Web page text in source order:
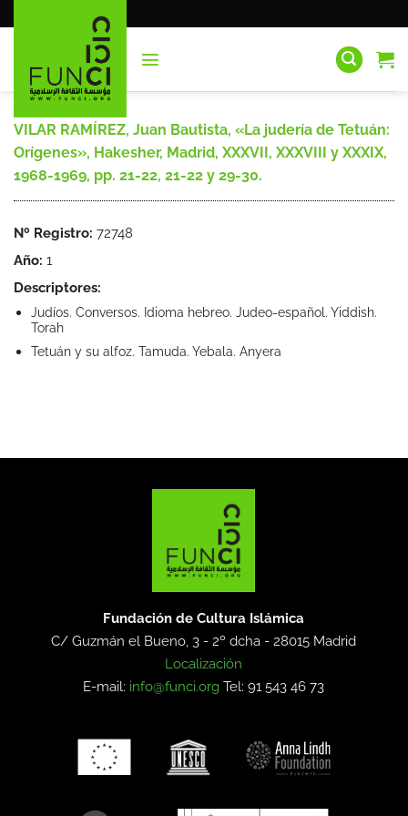
al
VILAR RAMÍREZ, Juan Bautista, «La judería de Tetuán:
Orígenes», Hakesher, Madrid, XXXVII, XXXVIII y XXXIX,
1968-1969, pp. 21-22, 21-22 y 29-30.
Nº Registro: 72748
Año: 1
Descriptores:
Judíos. Conversos. Idioma hebreo. Judeo-español. Yiddish.
Torah
Tetuán y su alfoz. Tamuda. Yebala. Anyera
Fundación de Cultura Islámica
C/ Guzmán el Bueno, 3 - 2º dcha -28015 Madrid
Localización
E-mail: info@funci.org Tel: 91 543 46 73